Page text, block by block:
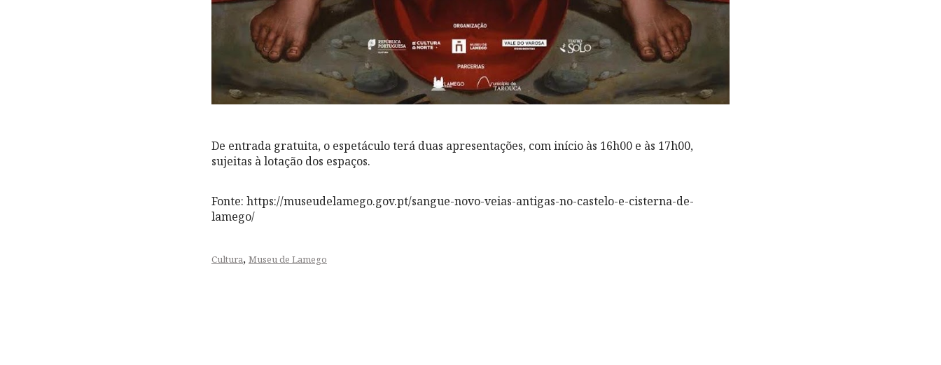
De entrada gratuita, o espetáculo terá duas apresentações, com início às 16h00 e às 17h00,
sujeitas à lotação dos espaços.
Fonte: https://museudelamego.gov.pt/sangue-novo-veias-antigas-no-castelo-e-cisterna-de-
lamego/
Cultura, Museu de Lamego